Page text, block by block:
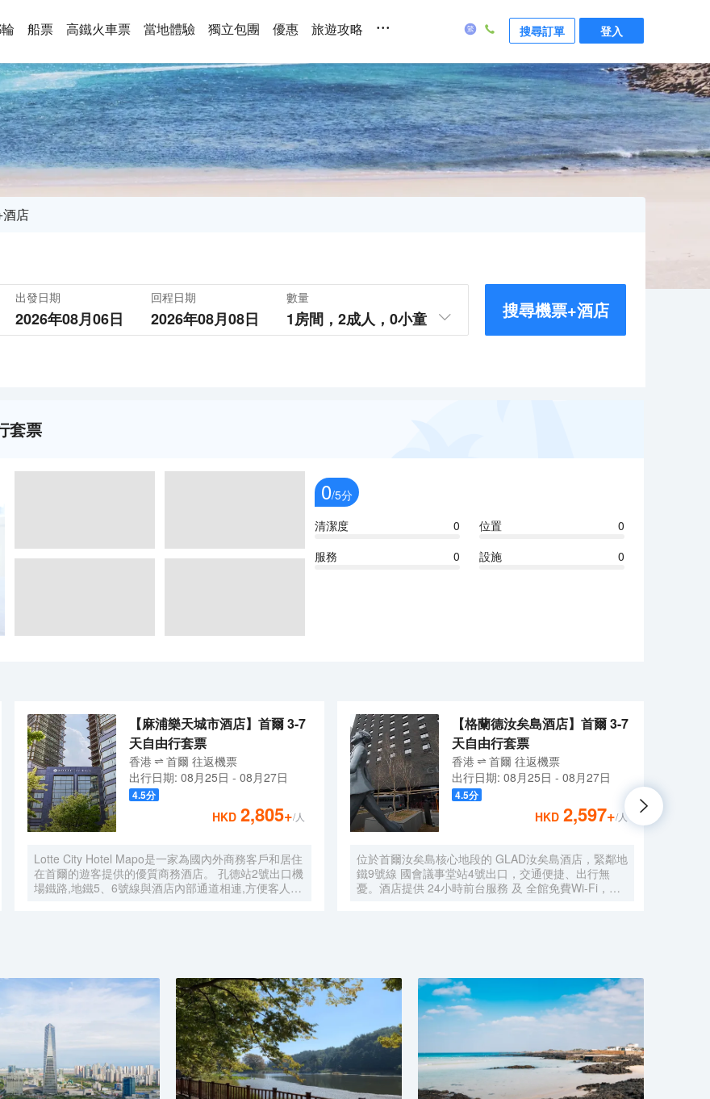
船票 高鐵火車票 當地體驗 獨立包團 優惠 旅遊攻略 ... 搜尋訂單 登入
酒店
出發日期
2026年08月06日
回程日期
2026年08月08日
數量
1房間， 2成人， 0小童 搜尋機票+酒店
套票
0/5分
清潔度
0 位置
0
服務
0 設施 0
【麻浦樂天城市酒店】首爾 3-7
天自由行套票
香港 首爾 往返機票
出行日期: 08月25日 - 08月27日
4.5分
HKD 2,805+/人
Lotte City Hotel Mapo是一家為國內外商務客戶和居住
在首爾的遊客提供的優質商務酒店。 孔德站2號出口機
場鐵路,地鐵5、6號線與酒店內部通道相連,方便客人前
中心等設施,提供與眾不同的服務,為客人提供舒適的放
鬆和成功的商務環境。
【格蘭德汝矣島酒店】首爾 3-7
天自由行套票
香港 首爾 往返機票
出行日期: 08月25日 - 08月27日
4.5分
HKD 2,597+/人
位於首爾汝矣島核心地段的 GLAD汝矣島酒店，緊鄰地
鐵9號線 國會議事堂站4號出口，交通便捷、出行無
憂。酒店提供 24小時前台服務 及 全館免費Wi-Fi，讓
啟活力滿滿的一天。傍晚時分，不妨前往本店特色酒吧
Black Bar，品嚐精選 單一麥芽威士忌，或在14層的高
端日料餐廳 Kappo Aki，細品選用應季食材烹製的正宗
日本料理，體驗味蕾盛宴。 酒店步行 5分鐘可達國會
議事堂，15分鐘可達IFC Mall與The Hyundai Seoul現
代百貨，購物、休閒與商務活動輕鬆切換。前往 金浦
國際機場僅需約25分鐘車程，仁川國際機場約50分鐘
車程，是商務與旅行人士的理想之選。